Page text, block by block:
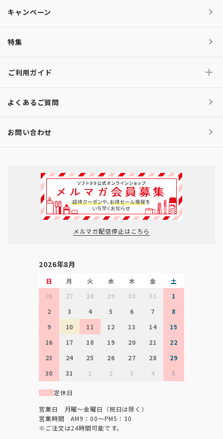
キャンペーン
特集
ご利用ガイド
よくあるご質問
お問い合わせ
メルマガ配信停止はこちら
2026年8月
日 月 火 水 木 金
土
26
27 28 29 30 31
1
2
3 4 5 6 7
8
9
10 11 12 13 14
15
16
17 18 19 20 21
22
23
24 25 26 27 28
29
30
31 1 2 3 4 5
定休日
営業日 月曜～金曜日（祝日は除く）
営業時間 AM9：00～PM5：30
※ご注文は24時間可能です。